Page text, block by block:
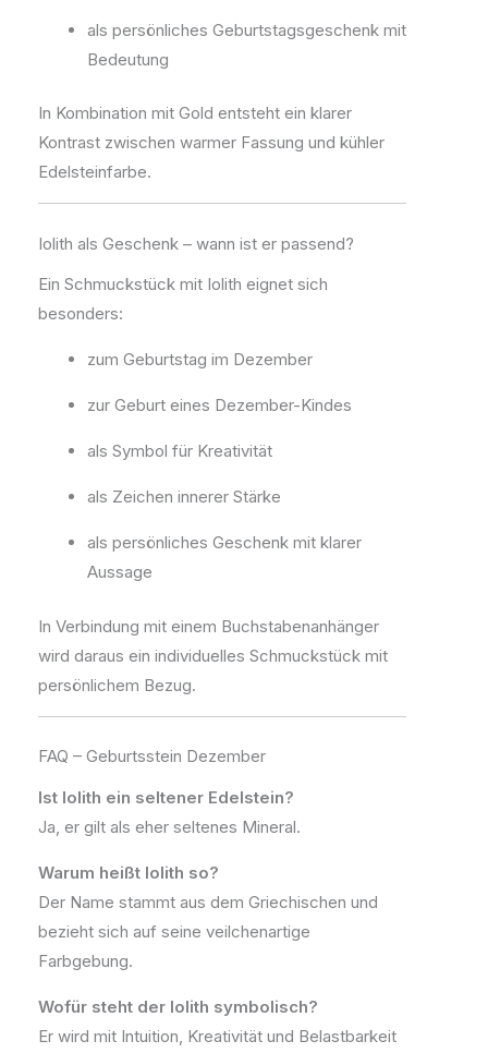
als persönliches Geburtstagsgeschenk mit
Bedeutung
In Kombination mit Gold entsteht ein klarer
Kontrast zwischen warmer Fassung und kühler
Edelsteinfarbe.
Iolith als Geschenk – wann ist er passend?
Ein Schmuckstück mit Iolith eignet sich
besonders:
zum Geburtstag im Dezember
zur Geburt eines Dezember-Kindes
als Symbol für Kreativität
als Zeichen innerer Stärke
als persönliches Geschenk mit klarer
Aussage
In Verbindung mit einem Buchstabenanhänger
wird daraus ein individuelles Schmuckstück mit
persönlichem Bezug.
FAQ – Geburtsstein Dezember
Ist Iolith ein seltener Edelstein?
Ja, er gilt als eher seltenes Mineral.
Warum heißt Iolith so?
Der Name stammt aus dem Griechischen und
bezieht sich auf seine veilchenartige
Farbgebung.
Wofür steht der Iolith symbolisch?
Er wird mit Intuition, Kreativität und Belastbarkeit